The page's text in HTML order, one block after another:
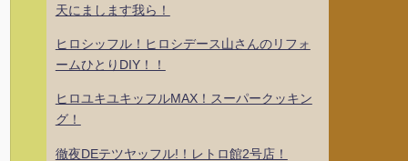
天にまします我ら！
ヒロシッフル！ヒロシデース山さんのリフォ
ームひとりDIY！！
ヒロユキユキッフルMAX！スーパークッキン
グ！
徹夜DEテツヤッフル!！レトロ館2号店！